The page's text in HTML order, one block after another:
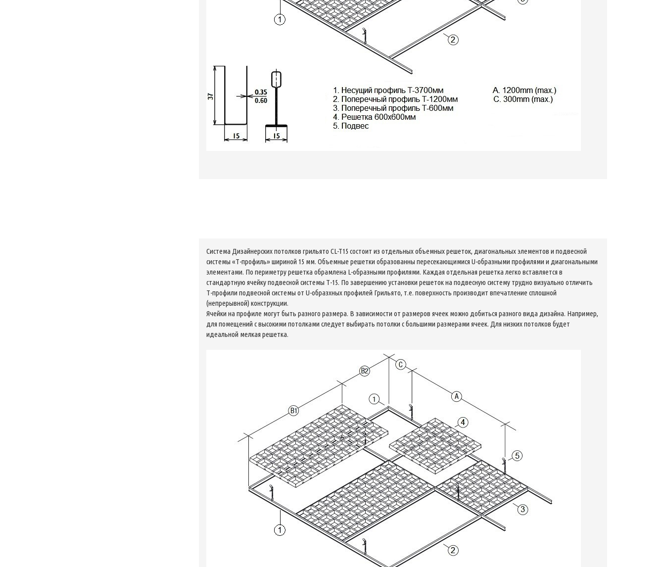
Cистема Дизайнерских потолков грильято CL-T15 состоит из отдельных объемных решеток, диагональных элементов и подвесной
системы «Т-профиль» шириной 15 мм. Объемные решетки образованны пересекающимися U-образными профилями и диагональными
элементами. По периметру решетка обрамлена L-образными профилями. Каждая отдельная решетка легко вставляется в
стандартную ячейку подвесной системы Т-15. По завершению установки решеток на подвесную систему трудно визуально отличить
Т-профили подвесной системы от U-образхных профилей Грильято, т.е. поверхность производит впечатление сплошной
(непрерывной) конструкции.
Ячейки на профиле могут быть разного размера. В зависимости от размеров ячеек можно добиться разного вида дизайна. Например,
для помещений с высокими потолками следует выбирать потолки с большими размерами ячеек. Для низких потолков будет
идеальной мелкая решетка.